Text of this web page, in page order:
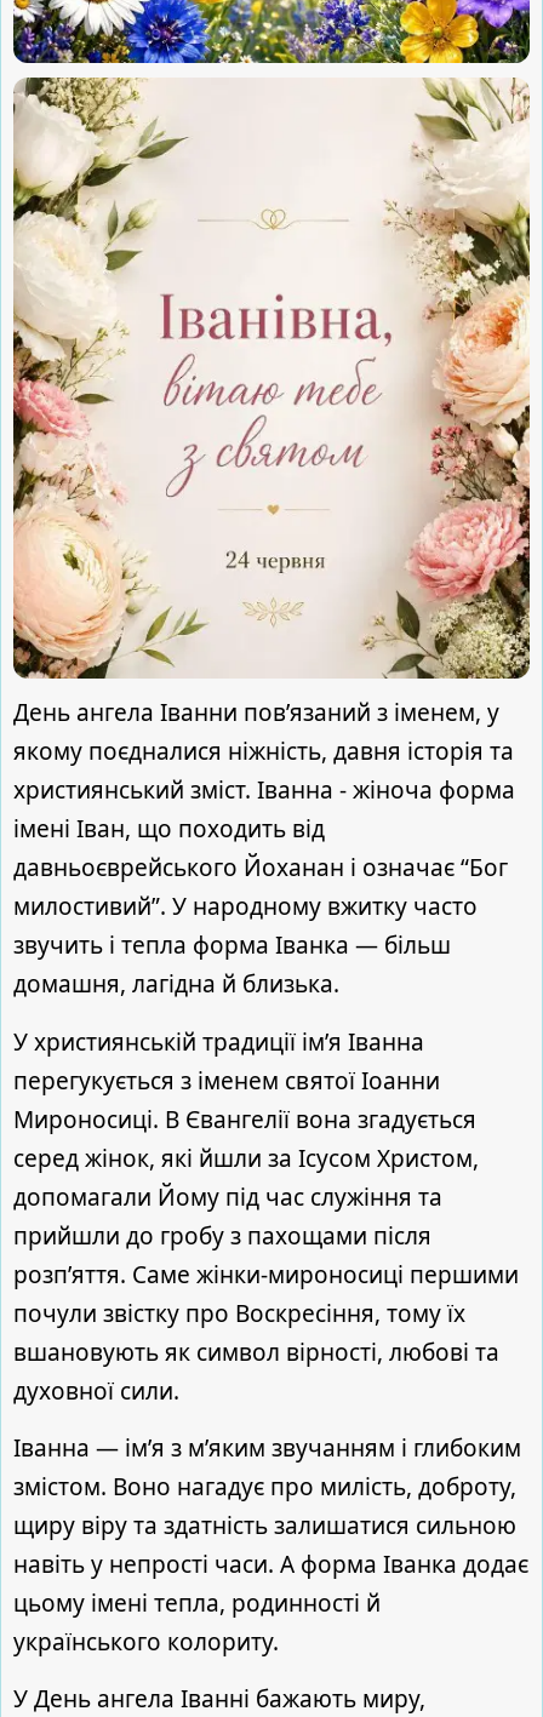
День ангела Іванни пов’язаний з іменем, у
якому поєдналися ніжність, давня історія та
християнський зміст. Іванна - жіноча форма
імені Іван, що походить від
давньоєврейського Йоханан і означає “Бог
милостивий”. У народному вжитку часто
звучить і тепла форма Іванка — більш
домашня, лагідна й близька.
У християнській традиції ім’я Іванна
перегукується з іменем святої Іоанни
Мироносиці. В Євангелії вона згадується
серед жінок, які йшли за Ісусом Христом,
допомагали Йому під час служіння та
прийшли до гробу з пахощами після
розп’яття. Саме жінки-мироносиці першими
почули звістку про Воскресіння, тому їх
вшановують як символ вірності, любові та
духовної сили.
Іванна — ім’я з м’яким звучанням і глибоким
змістом. Воно нагадує про милість, доброту,
щиру віру та здатність залишатися сильною
навіть у непрості часи. А форма Іванка додає
цьому імені тепла, родинності й
українського колориту.
У День ангела Іванні бажають миру,